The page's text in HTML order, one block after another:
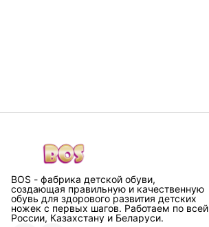
BOS - фабрика детской обуви,
создающая правильную и качественную
обувь для здорового развития детских
ножек с первых шагов. Работаем по всей
России, Казахстану и Беларуси.